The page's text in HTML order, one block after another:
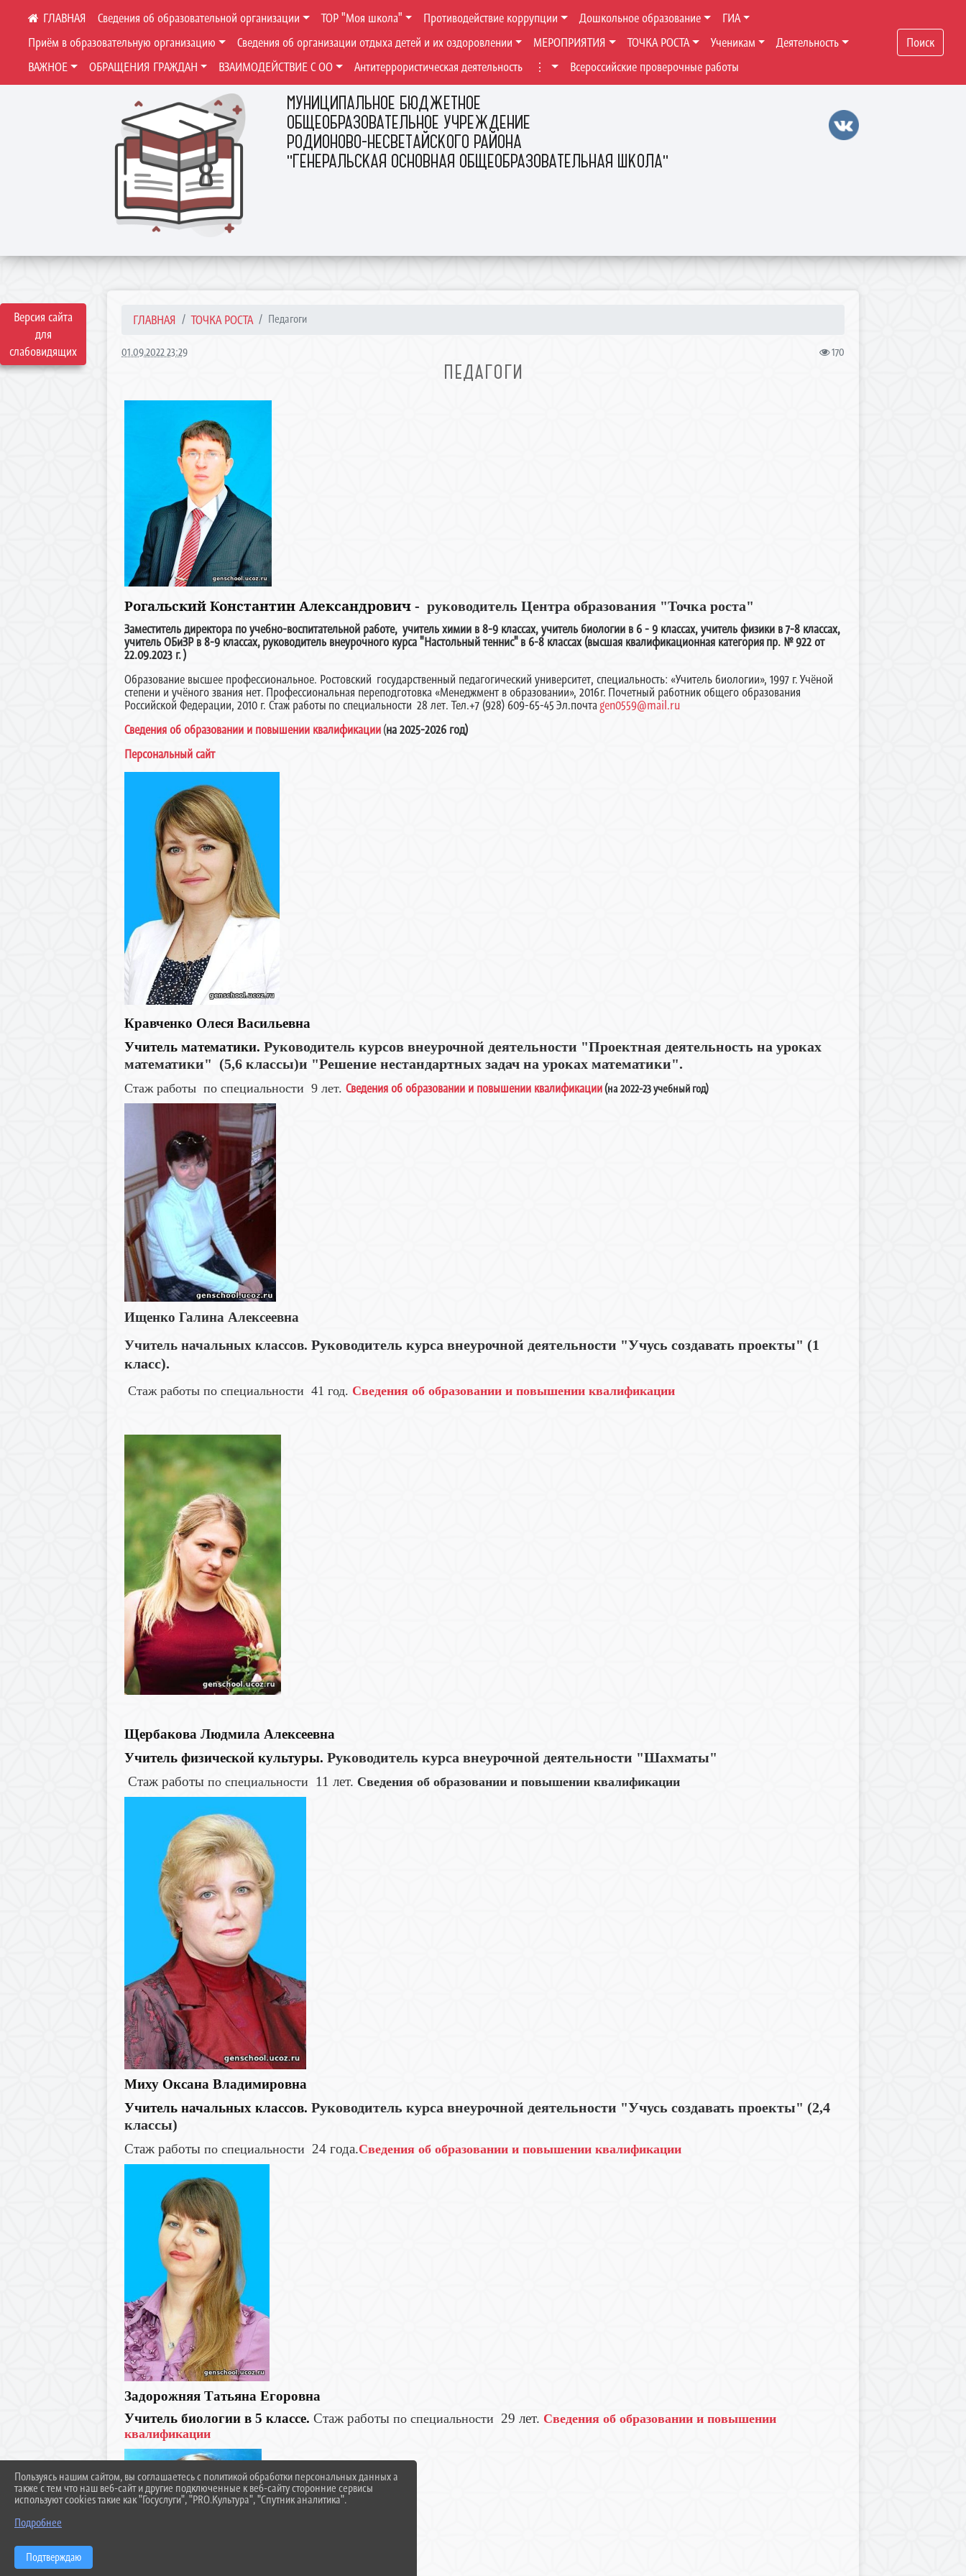
Версия сайта
для
слабовидящих
МУНИЦИПАЛЬНОЕ БЮДЖЕТНОЕ
ОБЩЕОБРАЗОВАТЕЛЬНОЕ УЧРЕЖДЕНИЕ
РОДИОНОВО-НЕСВЕТАЙСКОГО РАЙОНА
"ГЕНЕРАЛЬСКАЯ ОСНОВНАЯ ОБЩЕОБРАЗОВАТЕЛЬНАЯ ШКОЛА"
Сведения об образовательной организации ТОР "Моя школа" Противодействие коррупции Дошкольное образование
ГИА
Приём в образовательную организацию
Сведения об организации отдыха детей и их оздоровлении МЕРОПРИЯТИЯ ТОЧКА РОСТА Ученикам
Деятельность
ВАЖНОЕ
ОБРАЩЕНИЯ ГРАЖДАН ВЗАИМОДЕЙСТВИЕ С ОО Антитеррористическая деятельность ⋮ Всероссийские проверочные работы
Поиск
ГЛАВНАЯ ТОЧКА РОСТА Педагоги
01.09.2022 23:29 170
ПЕДАГОГИ
Рогальский Константин Александрович-руководитель Центра образования "Точка роста"
Заместитель директора по учебно-воспитательной работе, учитель химии в 8-9 классах, учитель биологии в 6 - 9 классах, учитель физики в 7-8 классах,
учитель ОБиЗР в 8-9 классах,руководитель внеурочного курса "Настольный теннис"в 6-8 классах (высшая квалификационная категория пр. № 922 от
22.09.2023 г. )
Образование высшее профессиональное. Ростовский государственный педагогический университет, специальность: «Учитель биологии», 1997 г. Учёной
степени и учёного звания нет. Профессиональная переподготовка «Менеджмент в образовании», 2016г. Почетный работник общего образования
Российской Федерации, 2010 г. Стаж работы по специальности 28 лет. Тел.+7 (928) 609-65-45 Эл.почтаgen0559@mail.ru
Сведения об образовании и повышении квалификации(на 2025-2026 год)
Персональный сайт
Кравченко Олеся Васильевна
Учитель математики.Руководитель курсов внеурочной деятельности "Проектная деятельность на уроках
математики" (5,6 классы)и "Решение нестандартных задач на уроках математики".
Стаж работы по специальности 9 лет.Сведения об образовании и повышении квалификации(на 2022-23 учебный год)
Ищенко Галина Алексеевна
Учитель начальных классов.Руководитель курса внеурочной деятельности "Учусь создавать проекты" (1
класс).
Стаж работыпо специальности 41 год. Сведения об образовании и повышении квалификации
Щербакова Людмила Алексеевна
Учитель физической культуры.Руководитель курса внеурочной деятельности "Шахматы"
Стаж работыпо специальности 11 лет. Сведения об образовании и повышении квалификации
Миху Оксана Владимировна
Учитель начальных классов.Руководитель курса внеурочной деятельности "Учусь создавать проекты" (2,4
классы)
Стаж работыпо специальности 24 года.Сведения об образовании и повышении квалификации
Задорожняя Татьяна Егоровна
Учитель биологии в 5 классе. Стаж работыпо специальности29 лет. Сведения об образовании и повышении
квалификации
Пользуясь нашим сайтом, вы соглашаетесь с политикой обработки персональных данных а
также с тем что наш веб-сайт и другие подключенные к веб-сайту сторонние сервисы
используют cookies такие как "Госуслуги", "PRO.Культура", "Спутник аналитика".
Подробнее
Подтверждаю